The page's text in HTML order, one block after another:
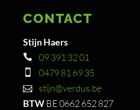
CONTACT
Stijn Haers
09 391 32 01
0479 81 69 35
stijn@verdus.be
BTWBE 0662 652 827